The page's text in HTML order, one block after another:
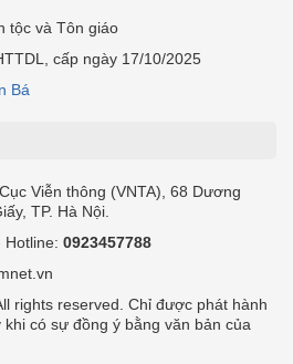
tộc và Tôn giáo
cấp ngày 17/10/2025
Bá
Viễn thông (VNTA), 68 Dương
TP. Hà Nội.
Hotline: 0923457788
rights reserved. Chỉ được phát hành
có sự đồng ý bằng văn bản của